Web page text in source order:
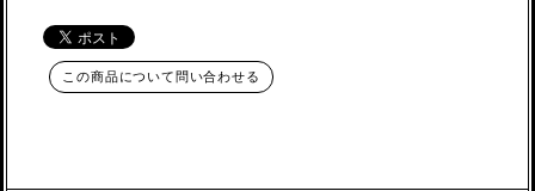
この商品について問い合わせる